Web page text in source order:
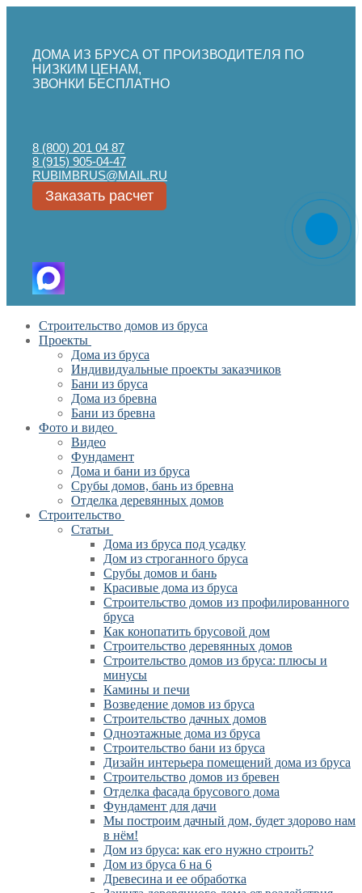
ДОМА ИЗ БРУСА ОТ ПРОИЗВОДИТЕЛЯ ПО
НИЗКИМ ЦЕНАМ,
ЗВОНКИ БЕСПЛАТНО
8 (800) 201 04 87
8 (915) 905-04-47
RUBIMBRUS@MAIL.RU
Заказать расчет
Перейти
содержимому
Меню
ЗакрытьСтроительство домов из бруса
Проекты
Дома из бруса
Индивидуальные проекты заказчиков
Бани из бруса
Дома из бревна
Бани из бревна
Фото и видео
Видео
Фундамент
Дома и бани из бруса
Срубы домов, бань из бревна
Отделка деревянных домов
Строительство
Статьи
Дома из бруса под усадку
Дом из строганного бруса
Срубы домов и бань
Красивые дома из бруса
Строительство домов из профилированного
бруса
Как конопатить брусовой дом
Строительство деревянных домов
Строительство домов из бруса: плюсы и
минусы
Камины и печи
Возведение домов из бруса
Cтроительство дачных домов
Одноэтажные дома из бруса
Строительство бани из бруса
Дизайн интерьера помещений дома из бруса
Строительство домов из бревен
Отделка фасада брусового дома
Фундамент для дачи
Мы построим дачный дом, будет здорово нам
в нём!
Дом из бруса: как его нужно строить?
Дом из бруса 6 на 6
Древесина и ее обработка